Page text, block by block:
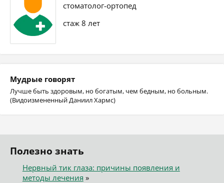
стоматолог-ортопед
стаж 8 лет
Мудрые говорят
Лучше быть здоровым, но богатым, чем бедным, но больным.
(Видоизмененный Даниил Хармс)
Полезно знать
Нервный тик глаза: причины появления и
методы лечения »